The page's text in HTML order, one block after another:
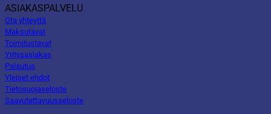
ASIAKASPALVELU
Ota yhteyttä
Maksutavat
Toimitustavat
Yritysasiakas
Palautus
Yleiset ehdot
Tietosuojaseloste
Saavutettavuusseloste